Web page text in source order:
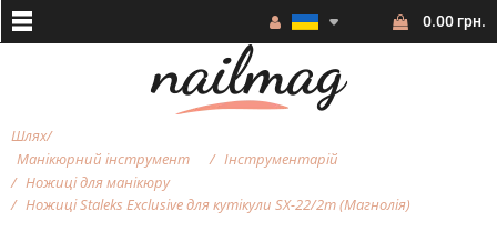
0.00 грн.
Шлях
Манікюрний інструмент
Інструментарій
Ножиці для манікюру
Ножиці Staleks Exclusive для кутікули SX-22/2m (Магнолія)